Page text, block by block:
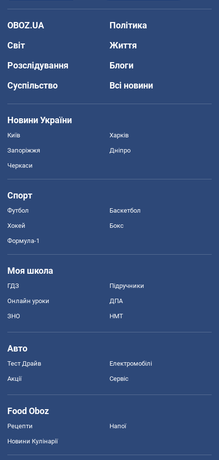
OBOZ.UA
Політика
Світ
Життя
Розслідування
Блоги
Суспільство
Всі новини
Новини України
Київ Харків
Запоріжжя Дніпро
Черкаси
Спорт
Футбол Баскетбол
Хокей Бокс
Формула-1
Моя школа
ГДЗ Підручники
Онлайн уроки ДПА
ЗНО НМТ
Авто
Тест Драйв Електромобілі
Акції Сервіс
Food Oboz
Рецепти Напої
Новини Кулінарії